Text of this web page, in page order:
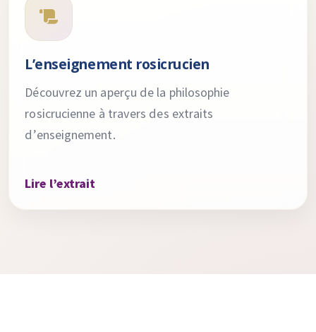
L’enseignement rosicrucien
Découvrez un aperçu de la philosophie
rosicrucienne à travers des extraits
d’enseignement.
Lire l’extrait